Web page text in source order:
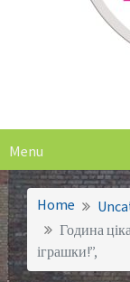
Menu
Home
Година
іграшки!”,